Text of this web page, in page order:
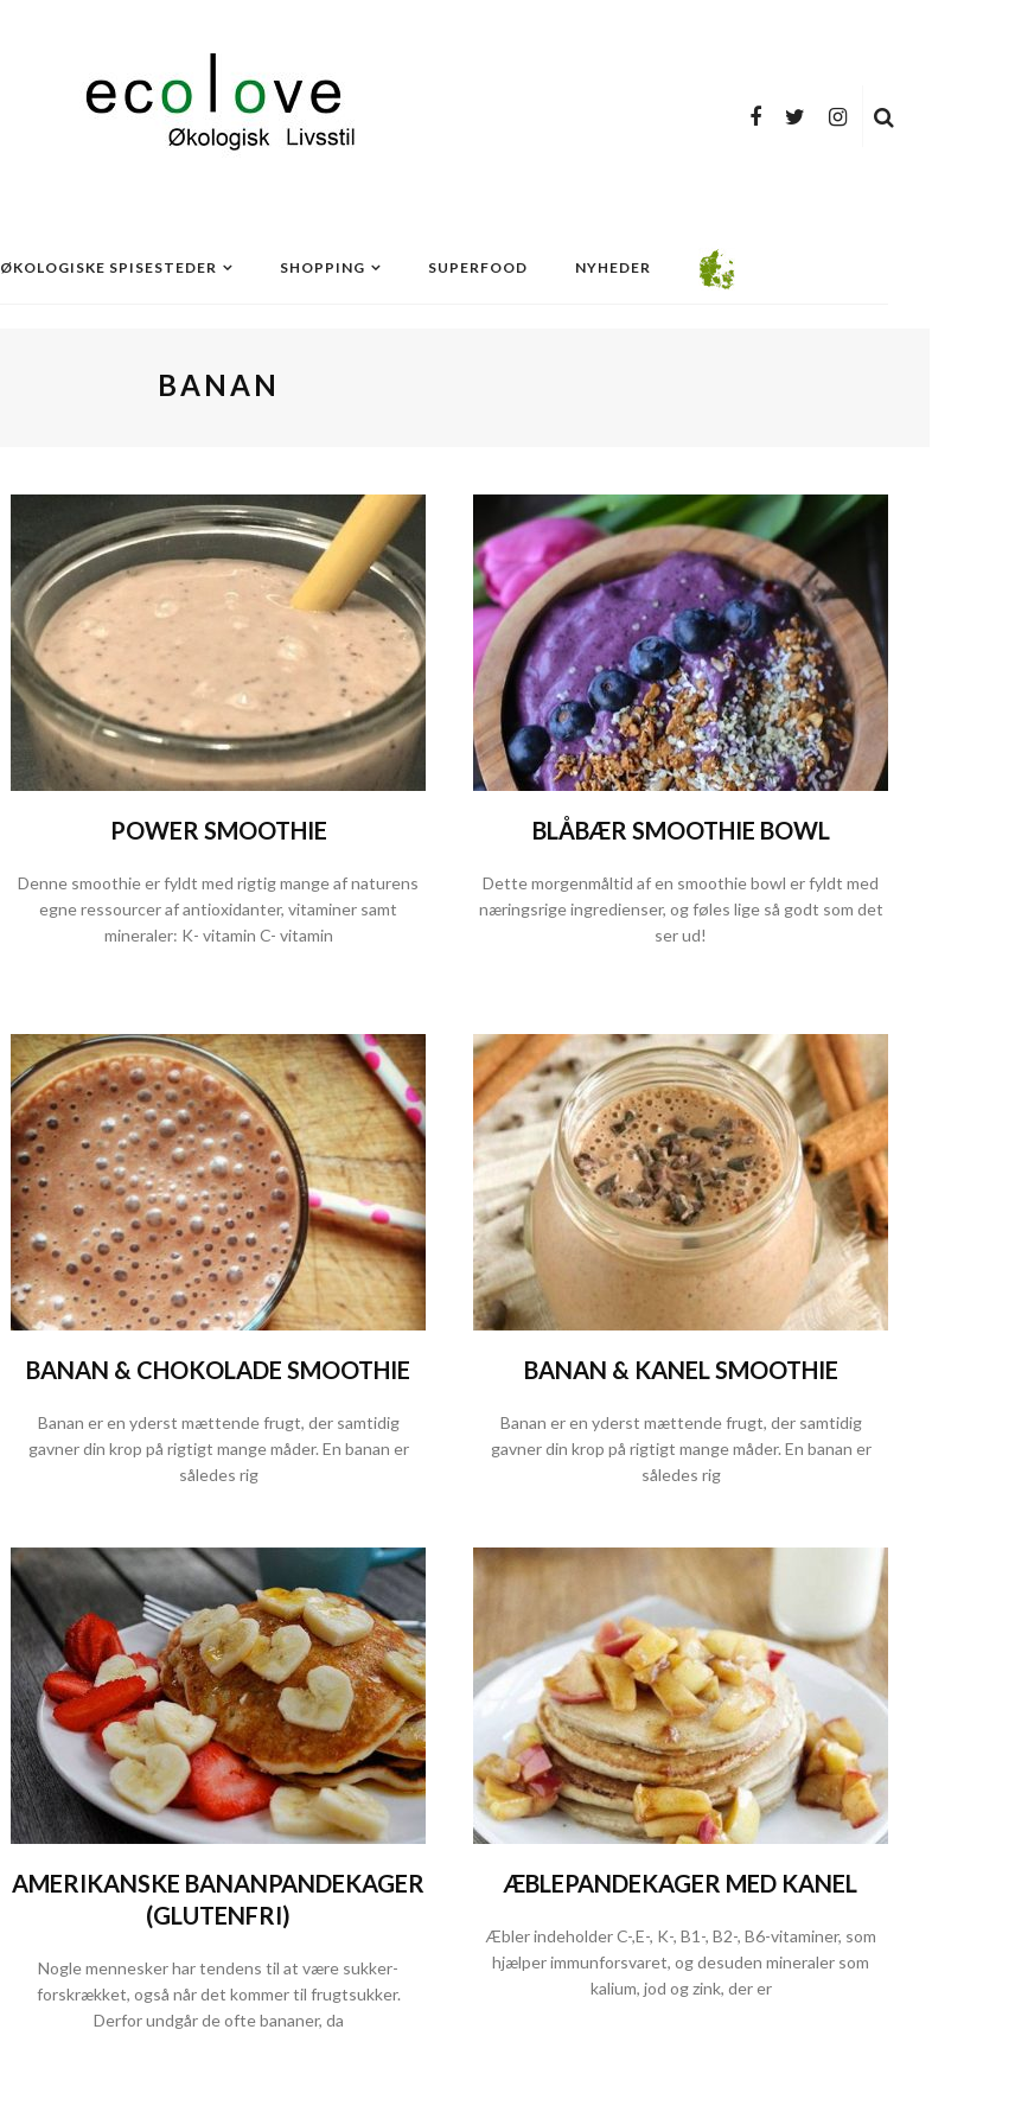
ØKOLOGISKE SPISESTEDER SHOPPING SUPERFOOD NYHEDER
BANAN
POWER SMOOTHIE
Denne smoothie er fyldt med rigtig mange af naturens
egne ressourcer af antioxidanter, vitaminer samt
mineraler: K- vitamin C- vitamin
BLÅBÆR SMOOTHIE BOWL
Dette morgenmåltid af en smoothie bowl er fyldt med
næringsrige ingredienser, og føles lige så godt som det
ser ud!
BANAN & CHOKOLADE SMOOTHIE
Banan er en yderst mættende frugt, der samtidig
gavner din krop på rigtigt mange måder. En banan er
således rig
BANAN & KANEL SMOOTHIE
Banan er en yderst mættende frugt, der samtidig
gavner din krop på rigtigt mange måder. En banan er
således rig
AMERIKANSKE BANANPANDEKAGER
(GLUTENFRI)
Nogle mennesker har tendens til at være sukker-
forskrækket, også når det kommer til frugtsukker.
Derfor undgår de ofte bananer, da
ÆBLEPANDEKAGER MED KANEL
Æbler indeholder C-,E-, K-, B1-, B2-, B6-vitaminer, som
hjælper immunforsvaret, og desuden mineraler som
kalium, jod og zink, der er